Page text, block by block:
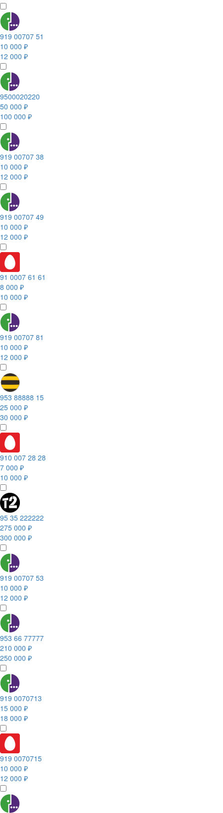
919 00707 51
10 000 ₽
12 000 ₽
9500020220
50 000 ₽
100 000 ₽
919 00707 38
10 000 ₽
12 000 ₽
919 00707 49
10 000 ₽
12 000 ₽
91 0007 61 61
8 000 ₽
10 000 ₽
919 00707 81
10 000 ₽
12 000 ₽
953 88888 15
25 000 ₽
30 000 ₽
910 007 28 28
7 000 ₽
10 000 ₽
95 35 222222
275 000 ₽
300 000 ₽
919 00707 53
10 000 ₽
12 000 ₽
953 66 77777
210 000 ₽
250 000 ₽
919 0070713
15 000 ₽
18 000 ₽
919 0070715
10 000 ₽
12 000 ₽